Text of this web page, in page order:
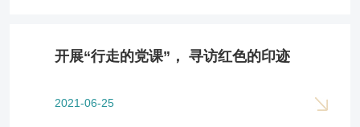
开展“行走的党课”， 寻访红色的印迹
2021-06-25